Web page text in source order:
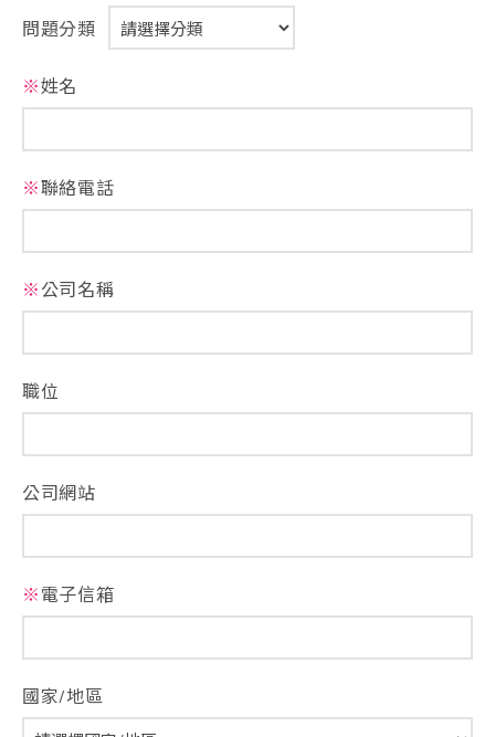
問題分類
※姓名
※聯絡電話
※ 公司名稱
職位
公司網站
※ 電子信箱
國家/地區